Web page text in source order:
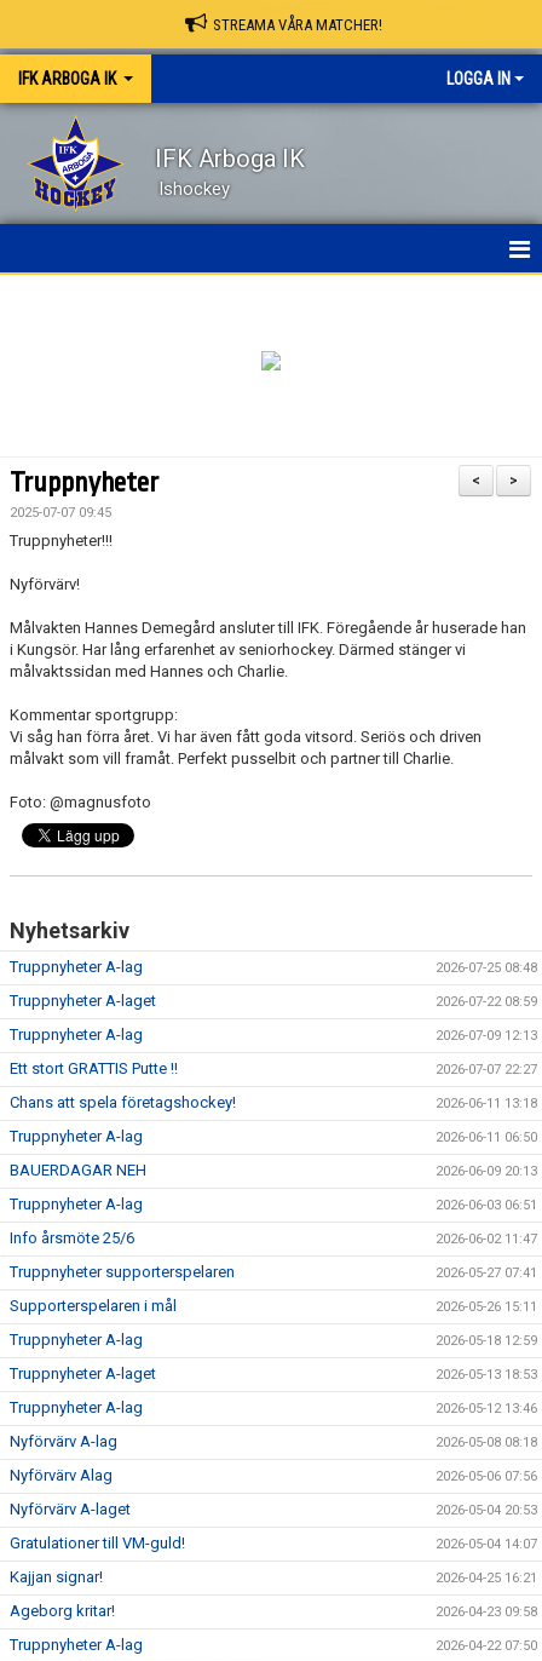
STREAMA VÅRA MATCHER!
IFK ARBOGA IK LOGGA IN
IFK Arboga IK
Ishockey
KALENDER
MATCHER
ISSCHEMA
BOKA LOGE OCH MAT
DEN BLÅVITA VÄGEN
BILJETTER
BLI HOCKEYDOMARE
A-LAGETS MATCHER 25/26
SVENSK HOCKEYTV
SUPPORTERKLUBBEN
ENKRONASMATCH 2026
>
<
Truppnyheter
2025-07-07 09:45
Truppnyheter!!!
Nyförvärv!
Målvakten Hannes Demegård ansluter till IFK. Föregående år huserade han
i Kungsör. Har lång erfarenhet av seniorhockey. Därmed stänger vi
målvaktssidan med Hannes och Charlie.
Kommentar sportgrupp:
Vi såg han förra året. Vi har även fått goda vitsord. Seriös och driven
målvakt som vill framåt. Perfekt pusselbit och partner till Charlie.
Foto: @magnusfoto
Nyhetsarkiv
Truppnyheter A-lag 2026-07-25 08:48
Truppnyheter A-laget 2026-07-22 08:59
Truppnyheter A-lag 2026-07-09 12:13
Ett stort GRATTIS Putte !! 2026-07-07 22:27
Chans att spela företagshockey! 2026-06-11 13:18
Truppnyheter A-lag 2026-06-11 06:50
BAUERDAGAR NEH 2026-06-09 20:13
Truppnyheter A-lag 2026-06-03 06:51
Info årsmöte 25/6 2026-06-02 11:47
Truppnyheter supporterspelaren 2026-05-27 07:41
Supporterspelaren i mål 2026-05-26 15:11
Truppnyheter A-lag 2026-05-18 12:59
Truppnyheter A-laget 2026-05-13 18:53
Truppnyheter A-lag 2026-05-12 13:46
Nyförvärv A-lag 2026-05-08 08:18
Nyförvärv Alag 2026-05-06 07:56
Nyförvärv A-laget 2026-05-04 20:53
Gratulationer till VM-guld! 2026-05-04 14:07
Kajjan signar! 2026-04-25 16:21
Ageborg kritar! 2026-04-23 09:58
Truppnyheter A-lag 2026-04-22 07:50